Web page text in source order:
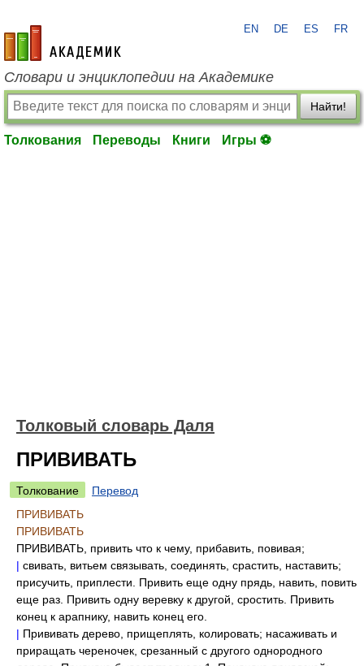
academic.ru
EN DE ES FR
Словари и энциклопедии на Академике
Найти!
Толкования Переводы Книги Игры ⚽
Толковый словарь Даля
ПРИВИВАТЬ
Толкование
Перевод
ПРИВИВАТЬ
ПРИВИВАТЬ
ПРИВИВАТЬ, привить что к чему, прибавить, повивая;
| свивать, витьем связывать, соединять, срастить, наставить;
присучить, приплести. Привить еще одну прядь, навить, повить
еще раз. Привить одну веревку к другой, сростить. Привить
конец к арапнику, навить конец его.
| Прививать дерево, прищеплять, колировать; насаживать и
приращать череночек, срезанный с другого однородного